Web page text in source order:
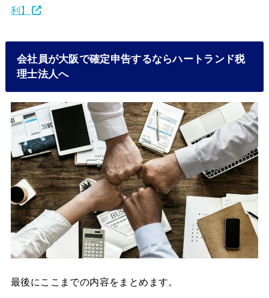
利】
会社員が大阪で確定申告するならハートランド税
理士法人へ
最後にここまでの内容をまとめます。